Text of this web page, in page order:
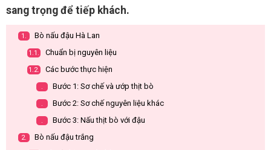
sang trọng để tiếp khách.
1. Bò nấu đậu Hà Lan
1.1. Chuẩn bị nguyên liệu
1.2. Các bước thực hiện
. Bước 1: Sơ chế và ướp thịt bò
. Bước 2: Sơ chế nguyên liệu khác
. Bước 3: Nấu thịt bò với đậu
2. Bò nấu đậu trắng